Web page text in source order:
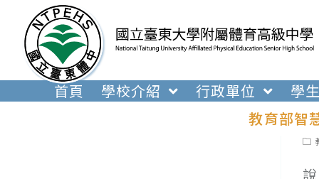
內
首頁 學校介紹 行政單位 學
教育部智